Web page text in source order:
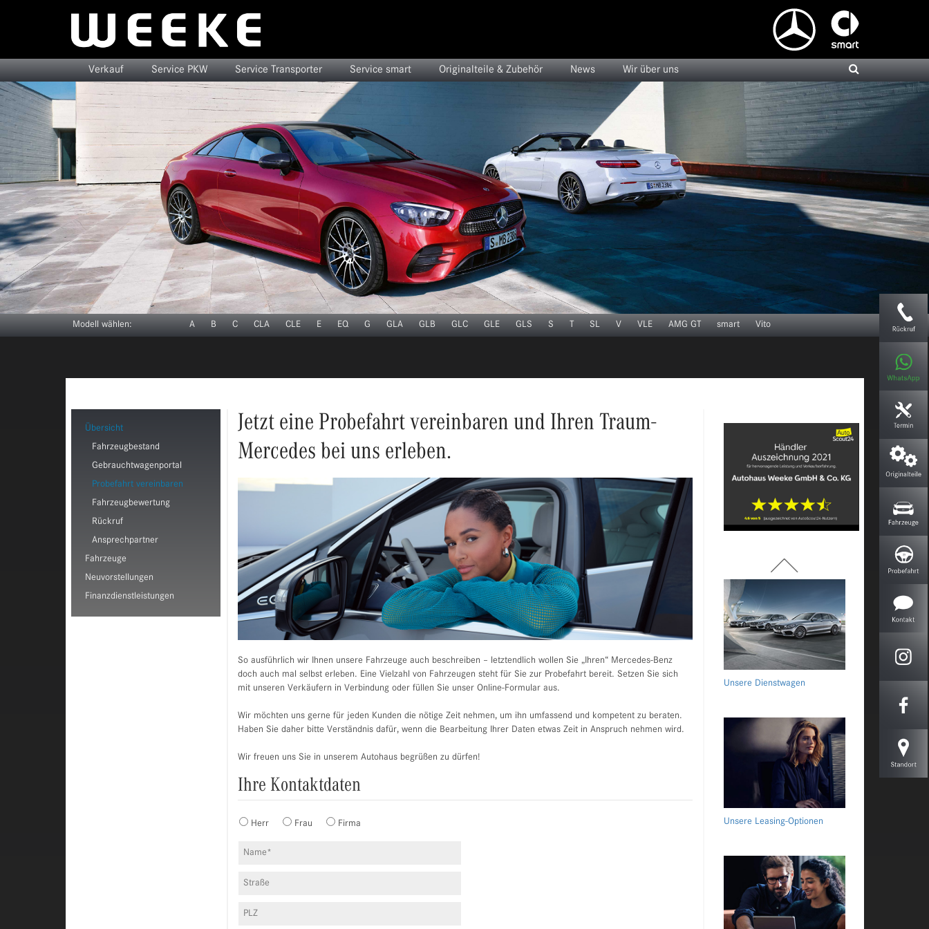
Verkauf Service PKW Service Transporter Service smart Originalteile & Zubehör News Wir über uns
Modell wählen: A B C CLA CLE E EQ G GLA GLB GLC GLE GLS S T SL V VLE AMG GT smart Vito
Übersicht
Fahrzeugbestand
Gebrauchtwagenportal
Probefahrt vereinbaren
Fahrzeugbewertung
Rückruf
Ansprechpartner
Fahrzeuge
Neuvorstellungen
Finanzdienstleistungen
Jetzt eine Probefahrt vereinbaren und Ihren Traum-
Mercedes bei uns erleben.
So ausführlich wir Ihnen unsere Fahrzeuge auch beschreiben – letztendlich wollen Sie „Ihren“ Mercedes-Benz
doch auch mal selbst erleben. Eine Vielzahl von Fahrzeugen steht für Sie zur Probefahrt bereit. Setzen Sie sich
mit unseren Verkäufern in Verbindung oder füllen Sie unser Online-Formular aus.
Wir möchten uns gerne für jeden Kunden die nötige Zeit nehmen, um ihn umfassend und kompetent zu beraten.
Haben Sie daher bitte Verständnis dafür, wenn die Bearbeitung Ihrer Daten etwas Zeit in Anspruch nehmen wird.
Wir freuen uns Sie in unserem Autohaus begrüßen zu dürfen!
Ihre Kontaktdaten
Herr Frau Firma
Probefahrt vereinbaren
Fahrzeug bewerten
Unsere Dienstwagen
Unsere Leasing-Optionen